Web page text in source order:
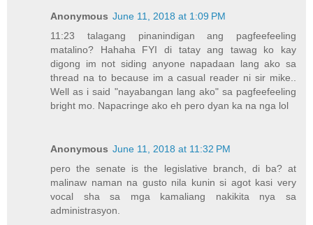
Anonymous June 11, 2018 at 1:09 PM
11:23 talagang pinanindigan ang pagfeefeeling
matalino? Hahaha FYI di tatay ang tawag ko kay
digong im not siding anyone napadaan lang ako sa
thread na to because im a casual reader ni sir mike..
Well as i said "nayabangan lang ako" sa pagfeefeeling
bright mo. Napacringe ako eh pero dyan ka na nga lol
Anonymous June 11, 2018 at 11:32 PM
pero the senate is the legislative branch, di ba? at
malinaw naman na gusto nila kunin si agot kasi very
vocal sha sa mga kamaliang nakikita nya sa
administrasyon.